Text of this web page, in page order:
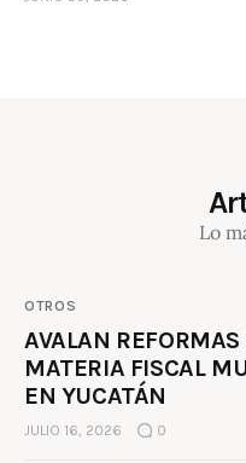
Lo
OTROS
AVALAN
MATERIA FISCAL
EN YUCATÁN
JULIO 16, 2026 0